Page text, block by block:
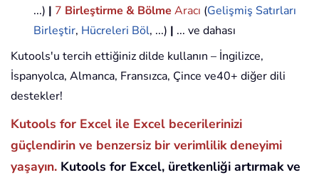
...) | 7 Birleştirme & Bölme Aracı (Gelişmiş Satırları
Birleştir, Hücreleri Böl, ...) | ... ve dahası
Kutools'u tercih ettiğiniz dilde kullanın – İngilizce,
İspanyolca, Almanca, Fransızca, Çince ve40+ diğer dili
destekler!
Kutools for Excel ile Excel becerilerinizi
güçlendirin ve benzersiz bir verimlilik deneyimi
yaşayın. Kutools for Excel, üretkenliği artırmak ve